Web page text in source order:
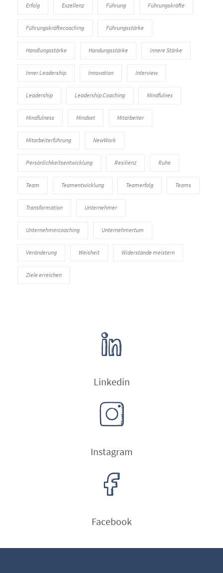
Erfolg Exzellenz Führung Führungskräfte
Führungskräftecoaching Führungsstärke
Handlungsstärke Handungsstärke innere Stärke
Inner Leadership Innovation Interview
Leadership Leadership Coaching Mindfulnes
Mindfulness Mindset Mitarbeiter
Mitarbeiterführung NewWork
Persönlichkeitsentwicklung Resilienz Ruhe
Team Teamentwicklung Teamerfolg Teams
Transformation Unternehmer
Unternehmercoaching Unternehmertum
Veränderung Weisheit Widerstände meistern
Ziele erreichen
Linkedin
Instagram
Facebook